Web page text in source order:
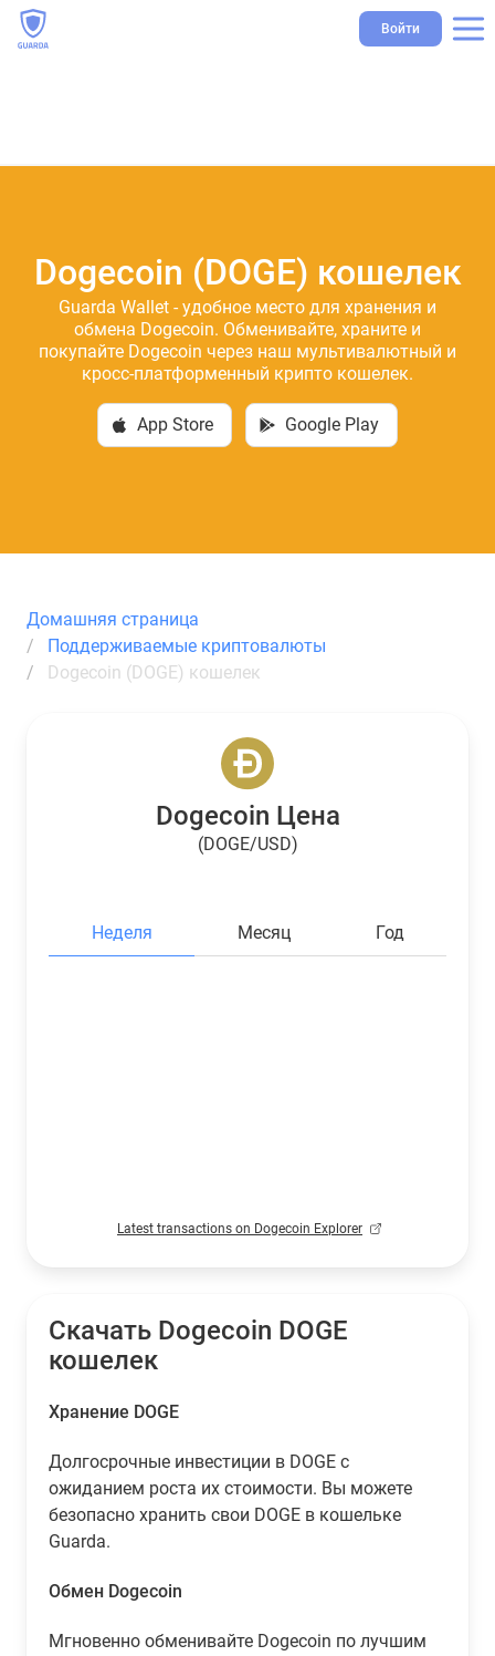
Войти
Dogecoin (DOGE) кошелек
Guarda Wallet - удобное место для хранения и
обмена Dogecoin. Обменивайте, храните и
покупайте Dogecoin через наш мультивалютный и
кросс-платформенный крипто кошелек.
App Store Google Play
Домашняя страница
Поддерживаемые криптовалюты
Dogecoin (DOGE) кошелек
Dogecoin Цена
(DOGE/USD)
Неделя Месяц Год
Latest transactions on Dogecoin Explorer
Скачать Dogecoin DOGE
кошелек
Хранение DOGE
Долгосрочные инвестиции в DOGE с
ожиданием роста их стоимости. Вы можете
безопасно хранить свои DOGE в кошельке
Guarda.
Обмен Dogecoin
Мгновенно обменивайте Dogecoin по лучшим